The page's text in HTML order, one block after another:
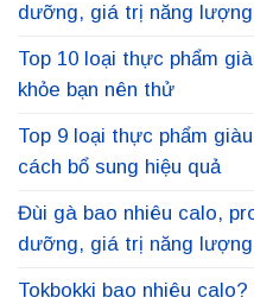
dưỡng, giá trị năng
Top 10 loại thực phẩm
khỏe bạn nên thử
Top 9 loại thực phẩm
cách bổ sung hiệu quả
Đùi gà bao nhiêu calo,
dưỡng, giá trị năng
Tokbokki bao nhiêu